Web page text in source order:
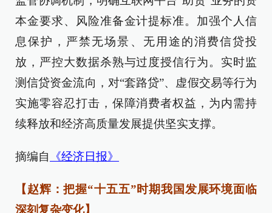
本金要求、风险准备金计提标准。加强个人信
息保护，严禁无场景、无用途的消费信贷投
放，严控大数据杀熟与过度授信行为。实时监
测信贷资金流向，对“套路贷”、虚假交易等行为
实施零容忍打击，保障消费者权益，为内需持
续释放和经济高质量发展提供坚实支撑。
摘编自 《经济日报》
【赵辉：把握“十五五”时期我国发展环境面临
深刻复杂变化】